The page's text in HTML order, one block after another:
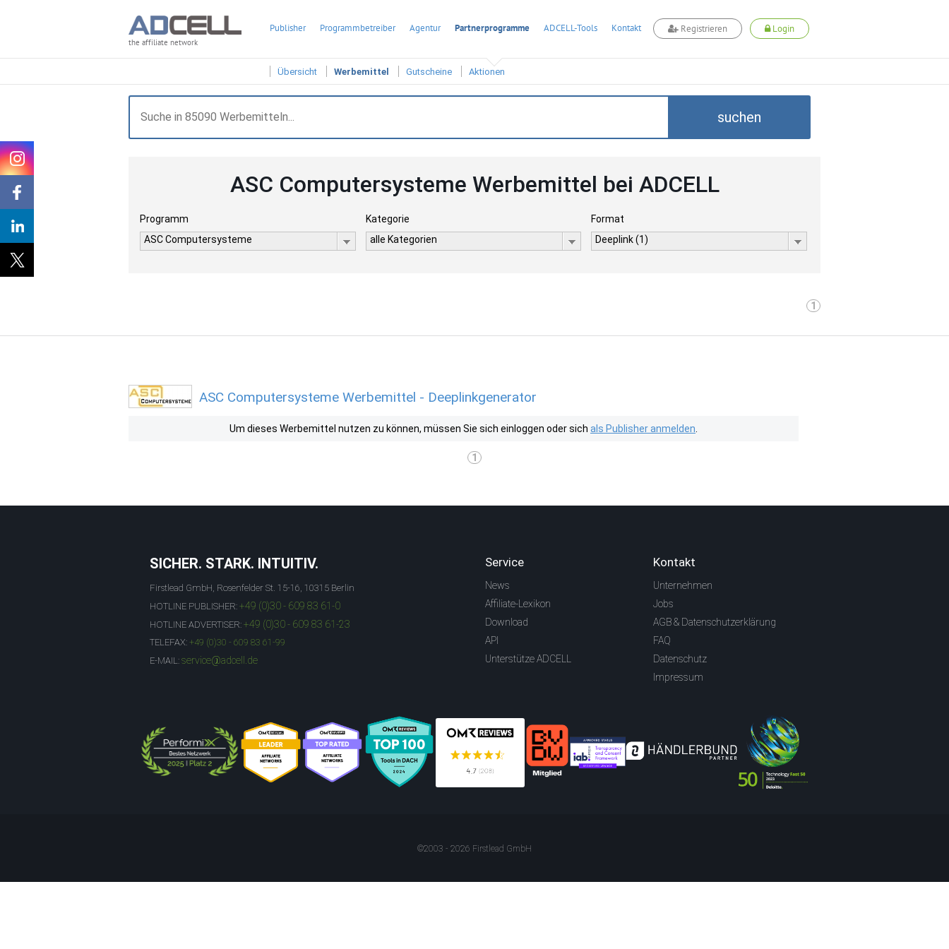
the affiliate network
Publisher Programmbetreiber Agentur Partnerprogramme ADCELL-Tools Kontakt Registrieren Login
Übersicht Werbemittel Gutscheine Aktionen
suchen
ASC Computersysteme Werbemittel bei ADCELL
Programm
ASC Computersysteme
Kategorie
alle Kategorien
Format
Deeplink (1)
1
ASC Computersysteme Werbemittel - Deeplinkgenerator
Um dieses Werbemittel nutzen zu können, müssen Sie sich einloggen oder sich als Publisher anmelden
1
SICHER. STARK. INTUITIV.
Firstlead GmbH, Rosenfelder St. 15-16, 10315 Berlin
HOTLINE PUBLISHER: +49 (0)30 - 609 83 61-0
HOTLINE ADVERTISER: +49 (0)30 - 609 83 61-23
TELEFAX: +49 (0)30 - 609 83 61-99
E-MAIL: service@adcell.de
Service
News
Affiliate-Lexikon
Download
API
Unterstütze ADCELL
Kontakt
Unternehmen
Jobs
AGB & Datenschutzerklärung
FAQ
Datenschutz
Impressum
©2003 - 2026 Firstlead GmbH